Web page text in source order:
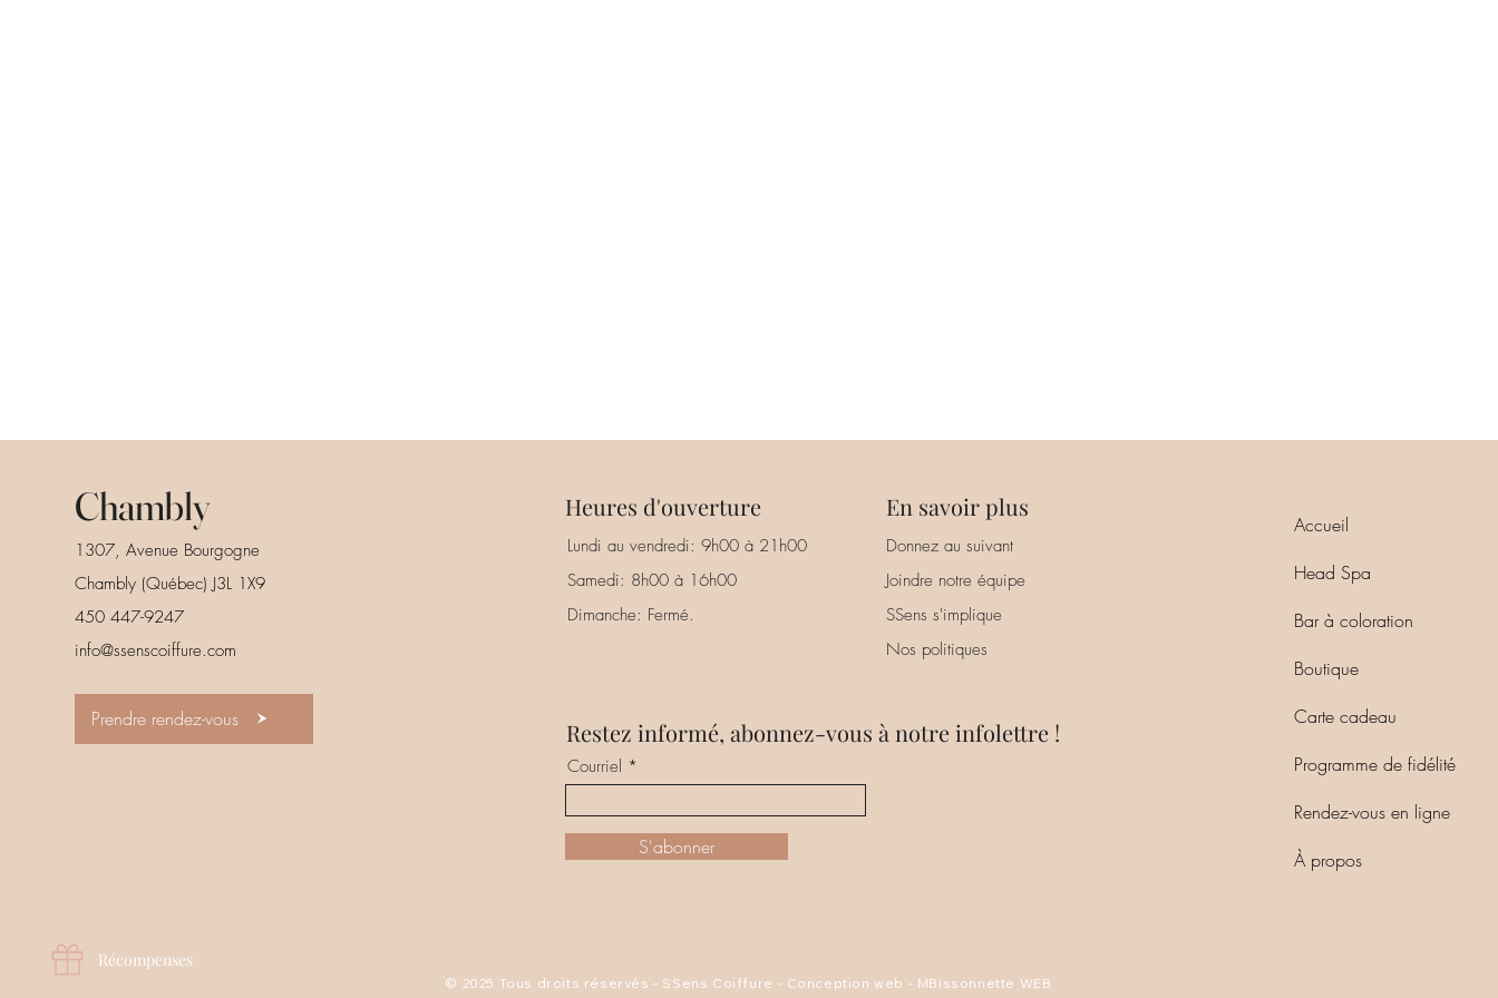
Récompenses
Chambly
1307, Avenue Bourgogne
Chambly (Québec) J3L 1X9
450 447-9247
info@ssenscoiffure.com
Prendre rendez-vous
Heures d'ouverture
Lundi au vendredi: 9h00 à 21h00
Samedi: 8h00 à 16h00
Dimanche: Fermé.
En savoir plus
Donnez au suivant
Joindre notre équipe
SSens s'implique
Nos politiques
Restez informé, abonnez-vous à notre infolettre !
Courriel
S'abonner
Accueil
Head Spa
Bar à coloration
Boutique
Carte cadeau
Programme de fidélité
Rendez-vous en ligne
À propos
© 2025 Tous droits réservés - SSens Coiffure - Conception web - MBissonnette WEB